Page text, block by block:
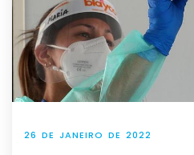
26 DE JANEIRO DE 2022